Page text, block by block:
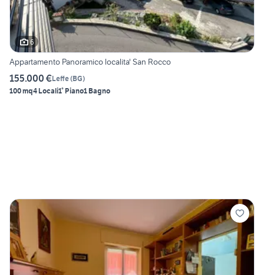
6
Appartamento Panoramico localita' San Rocco
155.000 €Leffe(BG)
100 mq4 Locali1° Piano1 Bagno